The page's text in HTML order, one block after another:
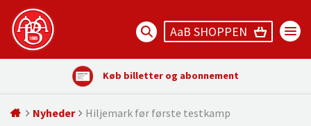
AaB SHOPPEN
Køb billetter og abonnement
Nyheder Hiljemark før første testkamp